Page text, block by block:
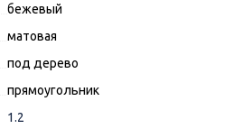
бежевый
матовая
под дерево
прямоугольник
1.2